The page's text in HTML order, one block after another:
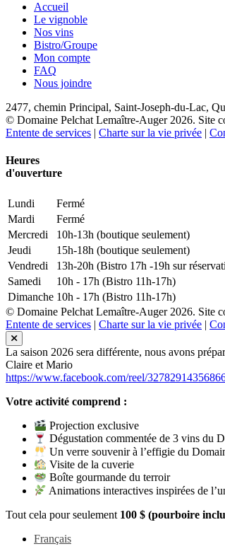
Accueil
Le vignoble
Nos vins
Bistro/Groupe
Mon compte
FAQ
Nous joindre
2477, chemin Principal, Saint-Joseph-du-Lac,
© Domaine Pelchat Lemaître-Auger 2026. Site
Entente de services | Charte sur la vie privée |
Heures
d'ouverture
Lundi
Fermé
Mardi
Fermé
Mercredi
10h-13h (boutique seulement)
Jeudi
15h-18h (boutique seulement)
Vendredi
13h-20h (Bistro 17h -19h sur
Samedi
10h - 17h (Bistro 11h-17h)
Dimanche 10h - 17h (Bistro 11h-17h)
© Domaine Pelchat Lemaître-Auger 2026. Site
Entente de services | Charte sur la vie privée |
La saison 2026 sera différente, nous avons
Claire et Mario
https://www.facebook.com/reel/
Votre activité comprend :
Projection exclusive
Dégustation commentée de 3 vins du
Un verre souvenir à l’effigie du
Visite de la cuverie
Boîte gourmande du terroir
Animations interactives inspirées de
Tout cela pour seulement 100 $ (pourboire
Français